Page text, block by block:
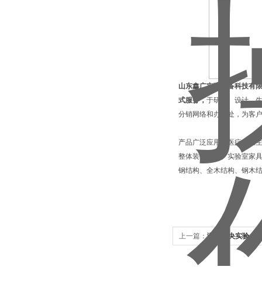
山东鑫广实验设备科技有
式服务，于研发、设计、
分销网络和办事处，为客
产品广泛应用于医疗、卫
整体装修工程、实验室家
钢结构、全木结构、钢木
上一篇：潍坊中央实验台